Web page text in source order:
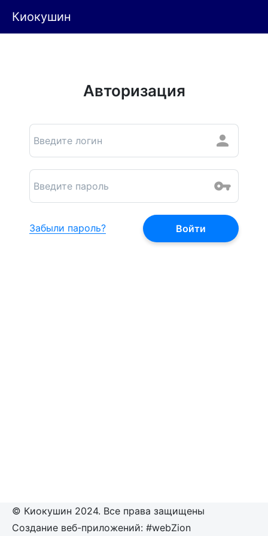
Киокушин
Авторизация
Забыли пароль?
© Киокушин 2024. Все права защищены
Создание веб-приложений: #webZion